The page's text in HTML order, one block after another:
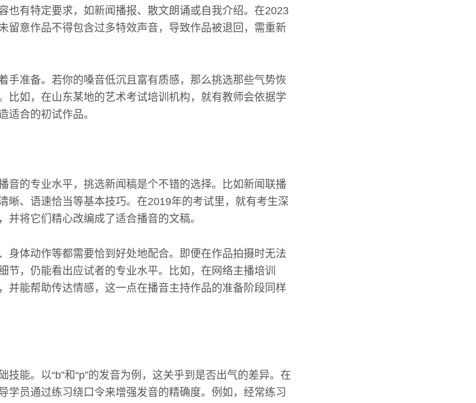
也有特定要求，如新闻播报、散文朗诵或自我介绍。在2023
留意作品不得包含过多特效声音，导致作品被退回，需重新
手准备。若你的嗓音低沉且富有质感，那么挑选那些气势恢
比如，在山东某地的艺术考试培训机构，就有教师会依据学
适合的初试作品。
音的专业水平，挑选新闻稿是个不错的选择。比如新闻联播
晰、语速恰当等基本技巧。在2019年的考试里，就有考生深
并将它们精心改编成了适合播音的文稿。
身体动作等都需要恰到好处地配合。即便在作品拍摄时无法
节，仍能看出应试者的专业水平。比如，在网络主播培训
并能帮助传达情感，这一点在播音主持作品的准备阶段同样
技能。以“b”和“p”的发音为例，这关乎到是否出气的差异。在
学员通过练习绕口令来增强发音的精确度。例如，经常练习